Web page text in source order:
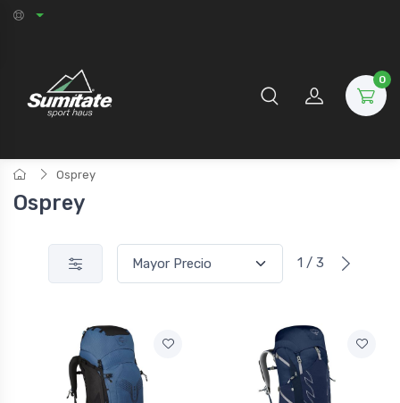
0
Osprey
Osprey
1 / 3